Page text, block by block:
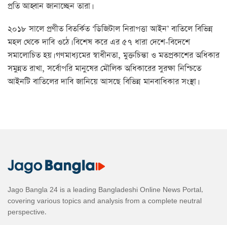
প্রতি আহ্বান জানাচ্ছেন তারা।
২০১৮ সালে প্রণীত বিতর্কিত ‘ডিজিটাল নিরাপত্তা আইন’ বাতিলে বিভিন্ন
মহল থেকে দাবি ওঠে। বিশেষ করে এর ৫৭ ধারা দেশে-বিদেশে
সমালোচিত হয়। গণমাধ্যমের স্বাধীনতা, মুক্তচিন্তা ও মতপ্রকাশের অধিকার
সমুন্নত রাখা, সর্বোপরি মানুষের মৌলিক অধিকারের সুরক্ষা নিশ্চিতে
আইনটি বাতিলের দাবি জানিয়ে আসছে বিভিন্ন মানবাধিকার সংস্থা।
Jago Bangla 24 is a leading Bangladeshi Online News Portal,
covering various topics and analysis from a complete neutral
perspective.